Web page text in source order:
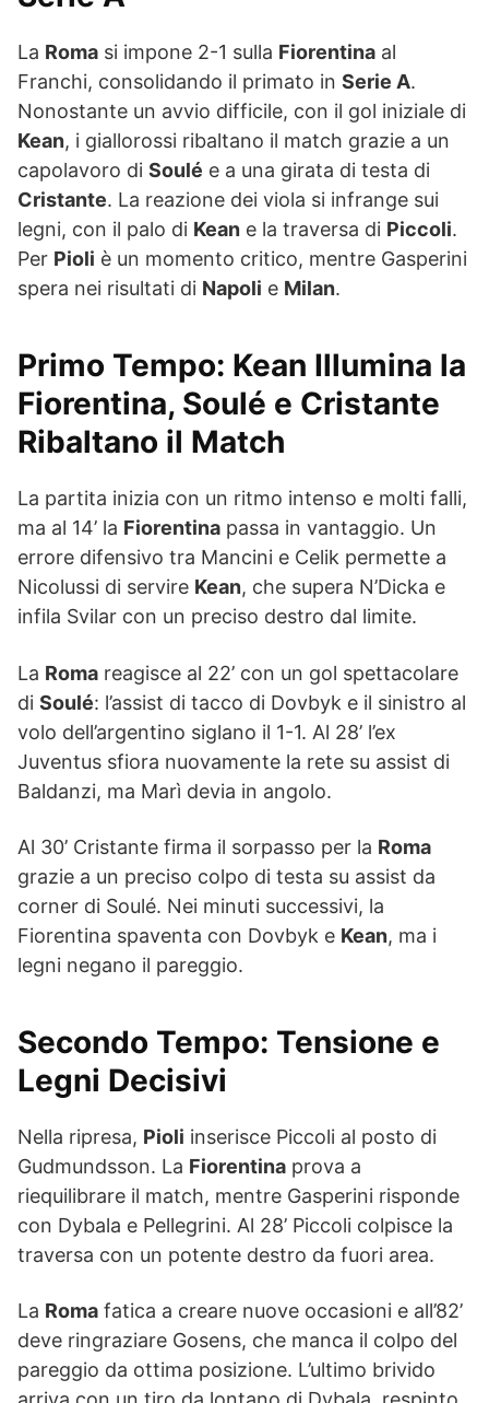
La Roma si impone 2-1 sulla Fiorentina al
Franchi, consolidando il primato in Serie A.
Nonostante un avvio difficile, con il gol iniziale di
Kean, i giallorossi ribaltano il match grazie a un
capolavoro di Soulé e a una girata di testa di
Cristante. La reazione dei viola si infrange sui
legni, con il palo di Kean e la traversa di Piccoli.
Per Pioli è un momento critico, mentre Gasperini
spera nei risultati di Napoli e Milan.
Primo Tempo: Kean Illumina la
Fiorentina, Soulé e Cristante
Ribaltano il Match
La partita inizia con un ritmo intenso e molti falli,
ma al 14’ la Fiorentina passa in vantaggio. Un
errore difensivo tra Mancini e Celik permette a
Nicolussi di servire Kean, che supera N’Dicka e
infila Svilar con un preciso destro dal limite.
La Roma reagisce al 22’ con un gol spettacolare
di Soulé: l’assist di tacco di Dovbyk e il sinistro al
volo dell’argentino siglano il 1-1. Al 28’ l’ex
Juventus sfiora nuovamente la rete su assist di
Baldanzi, ma Marì devia in angolo.
Al 30’ Cristante firma il sorpasso per la Roma
grazie a un preciso colpo di testa su assist da
corner di Soulé. Nei minuti successivi, la
Fiorentina spaventa con Dovbyk e Kean, ma i
legni negano il pareggio.
Secondo Tempo: Tensione e
Legni Decisivi
Nella ripresa, Pioli inserisce Piccoli al posto di
Gudmundsson. La Fiorentina prova a
riequilibrare il match, mentre Gasperini risponde
con Dybala e Pellegrini. Al 28’ Piccoli colpisce la
traversa con un potente destro da fuori area.
La Roma fatica a creare nuove occasioni e all’82’
deve ringraziare Gosens, che manca il colpo del
pareggio da ottima posizione. L’ultimo brivido